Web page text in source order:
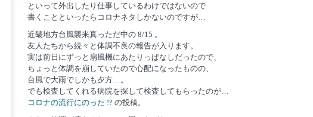
といって外出したり仕事しているわけではないので
書くことといったらコロナネタしかないのですが…
近畿地方台風襲来真っただ中の 8/15 。
友人たちから続々と体調不良の報告が入ります。
実は前日にずっと扇風機にあたりっぱなしだったので、
ちょっと体調を崩していたので心配になったものの、
台風で大雨でしかも夕方…。
でも検査してくれる病院を探して検査してもらったのが…
コロナの流行にのった !? の投稿。